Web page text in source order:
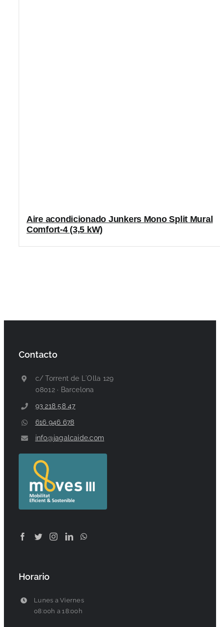
Aire acondicionado Junkers Mono Split Mural
Comfort-4 (3,5 kW)
Contacto
c/ Torrent de L´Olla 129
08012 · Barcelona
93 218 58 47
616 946 678
info@jagalcaide.com
Horario
Lunes a Viernes
08:00h a 18:00h